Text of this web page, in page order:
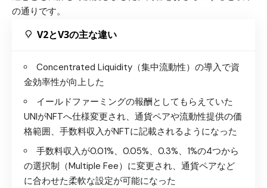
の通りです。
V2とV3の主な違い
Concentrated Liquidity（集中流動性）の導入で資
金効率性が向上した
イールドファーミングの報酬としてもらえていた
UNIがNFTへ仕様変更され、通貨ペアや流動性提供の価
格範囲、手数料収入がNFTに記載されるようになった
手数料収入が0.01%、0.05%、0.3%、1%の4つから
の選択制（Multiple Fee）に変更され、通貨ペアなど
に合わせた柔軟な設定が可能になった